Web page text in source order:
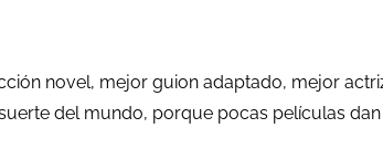
novel, mejor guion adaptado, mejor
del mundo, porque pocas películas